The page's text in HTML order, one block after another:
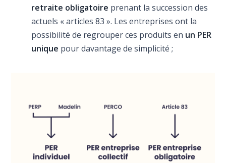
retraite obligatoire prenant la succession des
actuels « articles 83 ». Les entreprises ont la
possibilité de regrouper ces produits en un PER
unique pour davantage de simplicité ;